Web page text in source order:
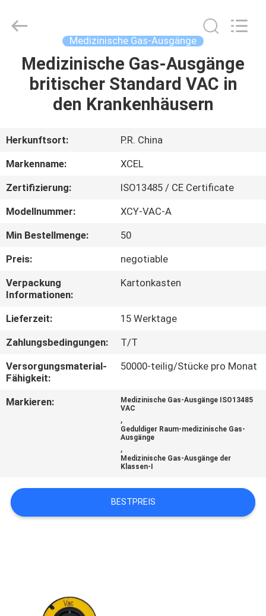
HAUS
PRODUKTE
ÜBER
UNS
FABRIK-
AUSFLUG
QUALITÄTSKONTROLLE
TRETEN
SIE
MIT
IN
VERBINDUNG
ZITAT
Reserved.
Medizinische Gas-Ausgänge
Medizinische Gas-Ausgänge
britischer Standard VAC in
den Krankenhäusern
Herkunftsort:
P.R. China
Markenname:
XCEL
Zertifizierung:
ISO13485 / CE Certificate
Modellnummer:
XCY-VAC-A
Min Bestellmenge:
50
Preis:
negotiable
Verpackung
Informationen:
Kartonkasten
Lieferzeit:
15 Werktage
Zahlungsbedingungen:
T/T
Versorgungsmaterial-
Fähigkeit:
50000-teilig/Stücke pro Monat
Markieren:
Medizinische Gas-Ausgänge ISO13485
VAC
,
Geduldiger Raum-medizinische Gas-
Ausgänge
,
Medizinische Gas-Ausgänge der
Klassen-I
BESTPREIS